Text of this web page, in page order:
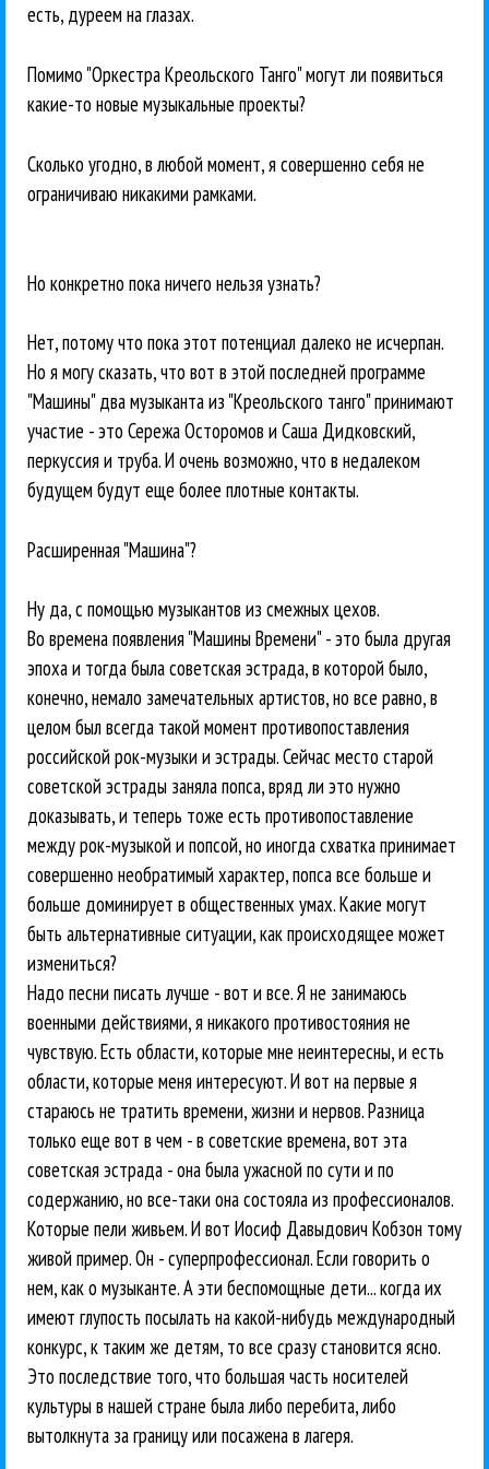
есть, дуреем на глазах.
Помимо "Оркестра Креольского Танго" могут ли появиться
какие-то новые музыкальные проекты?
Сколько угодно, в любой момент, я совершенно себя не
ограничиваю никакими рамками.
Но конкретно пока ничего нельзя узнать?
Нет, потому что пока этот потенциал далеко не исчерпан.
Но я могу сказать, что вот в этой последней программе
"Машины" два музыканта из "Креольского танго" принимают
участие - это Сережа Осторомов и Саша Дидковский,
перкуссия и труба. И очень возможно, что в недалеком
будущем будут еще более плотные контакты.
Расширенная "Машина"?
Ну да, с помощью музыкантов из смежных цехов.
Во времена появления "Машины Времени" - это была другая
эпоха и тогда была советская эстрада, в которой было,
конечно, немало замечательных артистов, но все равно, в
целом был всегда такой момент противопоставления
российской рок-музыки и эстрады. Сейчас место старой
советской эстрады заняла попса, вряд ли это нужно
доказывать, и теперь тоже есть противопоставление
между рок-музыкой и попсой, но иногда схватка принимает
совершенно необратимый характер, попса все больше и
больше доминирует в общественных умах. Какие могут
быть альтернативные ситуации, как происходящее может
измениться?
Надо песни писать лучше - вот и все. Я не занимаюсь
военными действиями, я никакого противостояния не
чувствую. Есть области, которые мне неинтересны, и есть
области, которые меня интересуют. И вот на первые я
стараюсь не тратить времени, жизни и нервов. Разница
только еще вот в чем - в советские времена, вот эта
советская эстрада - она была ужасной по сути и по
содержанию, но все-таки она состояла из профессионалов.
Которые пели живьем. И вот Иосиф Давыдович Кобзон тому
живой пример. Он - суперпрофессионал. Если говорить о
нем, как о музыканте. А эти беспомощные дети... когда их
имеют глупость посылать на какой-нибудь международный
конкурс, к таким же детям, то все сразу становится ясно.
Это последствие того, что большая часть носителей
культуры в нашей стране была либо перебита, либо
вытолкнута за границу или посажена в лагеря.